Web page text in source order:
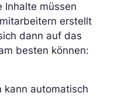
müssen
erstellt
dann auf das
besten können:
kann automatisch